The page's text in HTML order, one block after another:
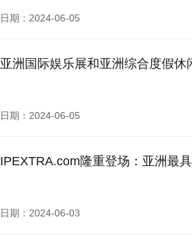
日期：2024-06-05
亚洲国际娱乐展和亚洲综合度假休
日期：2024-06-05
IPEXTRA.com隆重登场：亚洲最
日期：2024-06-03